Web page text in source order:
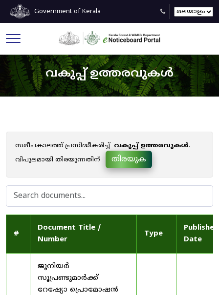
Government of Kerala
വകുപ്പ് ഉത്തരവുകൾ
സമീപകാലത്ത് പ്രസിദ്ധീകരിച്ച് വകുപ്പ് ഉത്തരവുകൾ.
വിപുലമായി തിരയുന്നതിന്
തിരയുക
#
Document Title /
Number
Type
Published
Date
ജൂനിയർ
സൂപ്രണ്ടുമാർക്ക്
റേഷ്യോ പ്രൊമോഷൻ